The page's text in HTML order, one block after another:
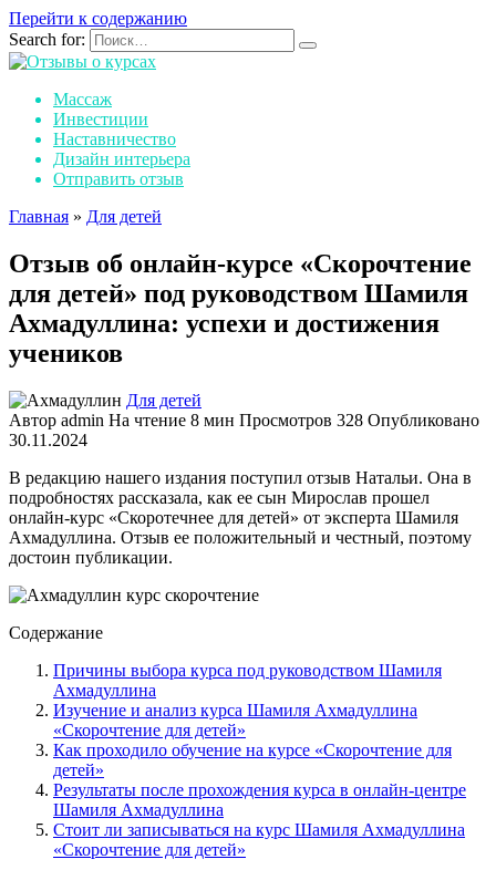
Перейти к содержанию
Search for:
Массаж
Инвестиции
Наставничество
Дизайн интерьера
Отправить отзыв
Главная » Для детей
Отзыв об онлайн-курсе «Скорочтение
для детей» под руководством Шамиля
Ахмадуллина: успехи и достижения
учеников
Для детей
Автор admin На чтение 8 мин Просмотров 328 Опубликовано
30.11.2024
В редакцию нашего издания поступил отзыв Натальи. Она в
подробностях рассказала, как ее сын Мирослав прошел
онлайн-курс «Скоротечнее для детей» от эксперта Шамиля
Ахмадуллина. Отзыв ее положительный и честный, поэтому
достоин публикации.
Содержание
Причины выбора курса под руководством Шамиля
Ахмадуллина
Изучение и анализ курса Шамиля Ахмадуллина
«Скорочтение для детей»
Как проходило обучение на курсе «Скорочтение для
детей»
Результаты после прохождения курса в онлайн-центре
Шамиля Ахмадуллина
Стоит ли записываться на курс Шамиля Ахмадуллина
«Скорочтение для детей»